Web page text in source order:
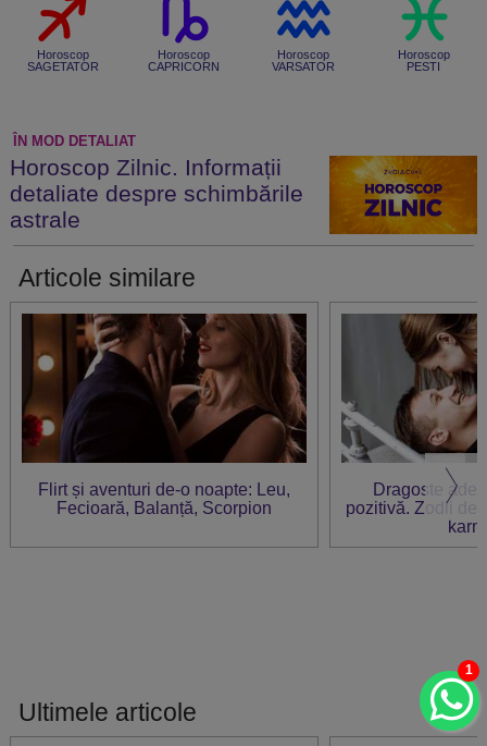
Horoscop
SAGETATOR
Horoscop
CAPRICORN
Horoscop
VARSATOR
Horoscop
PESTI
ÎN MOD DETALIAT
Horoscop Zilnic. Informații
detaliate despre schimbările
astrale
Articole similare
Flirt și aventuri de-o noapte: Leu,
Fecioară, Balanță, Scorpion
Dragoste
pozitivă. Zodii de
Ultimele articole
1